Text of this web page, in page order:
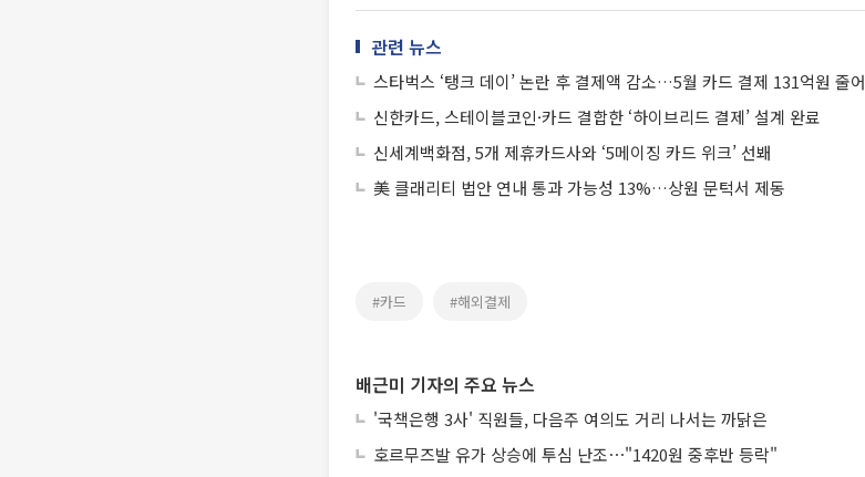
관련 뉴스
스타벅스 ‘탱크 데이’ 논란 후 결제액 감소…5월 카드 결제 131억원 줄어
신한카드, 스테이블코인·카드 결합한 ‘하이브리드 결제’ 설계 완료
신세계백화점, 5개 제휴카드사와 ‘5메이징 카드 위크’ 선봬
美 클래리티 법안 연내 통과 가능성 13%…상원 문턱서 제동
#카드 #해외결제
배근미 기자의 주요 뉴스
'국책은행 3사' 직원들, 다음주 여의도 거리 나서는 까닭은
호르무즈발 유가 상승에 투심 난조⋯"1420원 중후반 등락"